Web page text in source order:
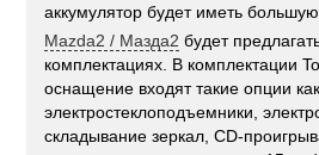
аккумулятор будет иметь большую
Mazda2 / Мазда2 будет
комплектациях. В комплектации
оснащение входят такие опции
электростеклоподъемники,
складывание зеркал, CD-